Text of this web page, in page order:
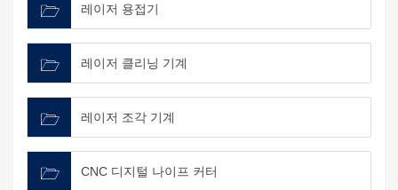
레이저 용접기
레이저 클리닝 기계
레이저 조각 기계
CNC 디지털 나이프 커터